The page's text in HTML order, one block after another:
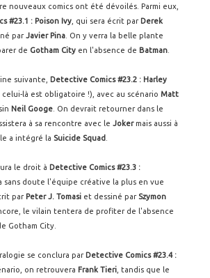
nouveaux comics ont été dévoilés. Parmi eux,
#23.1 : Poison Ivy , qui sera écrit par Derek
parJavier Pina . On y verra la belle plante
de Gotham City en l'absence de Batman
suivante, Detective Comics #23.2 : Harley
celui-là est obligatoire !), avec au scénario Matt
Neil Googe . On devrait retourner dans le
à sa rencontre avec le Jokermais aussi à
a intégré la Suicide Squad
le droit à Detective Comics #23.3 :
a sans doute l'équipe créative la plus en vue
par Peter J. Tomasi et dessiné par Szymon
le vilain tentera de profiter de l'absence
Gotham City.
se conclura par Detective Comics #23.4 :
on retrouvera Frank Tieri , tandis que le